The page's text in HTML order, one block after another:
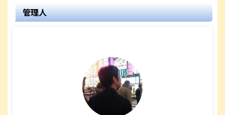
管理人